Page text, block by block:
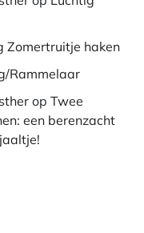
Zomertruitje haken
Rammelaar
op Twee
een berenzacht